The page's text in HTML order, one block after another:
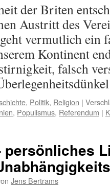
der Briten
Austritt des
vermutlich ein
Kontinent
falsch
, Politik, Religion |
, Populismus, Referendum |
persönliches
Jens Bertrams